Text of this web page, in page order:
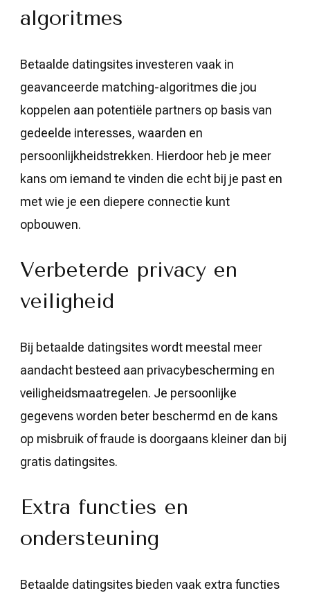
algoritmes
Betaalde datingsites investeren vaak in
geavanceerde matching-algoritmes die jou
koppelen aan potentiële partners op basis van
gedeelde interesses, waarden en
persoonlijkheidstrekken. Hierdoor heb je meer
kans om iemand te vinden die echt bij je past en
met wie je een diepere connectie kunt
opbouwen.
Verbeterde privacy en
veiligheid
Bij betaalde datingsites wordt meestal meer
aandacht besteed aan privacybescherming en
veiligheidsmaatregelen. Je persoonlijke
gegevens worden beter beschermd en de kans
op misbruik of fraude is doorgaans kleiner dan bij
gratis datingsites.
Extra functies en
ondersteuning
Betaalde datingsites bieden vaak extra functies